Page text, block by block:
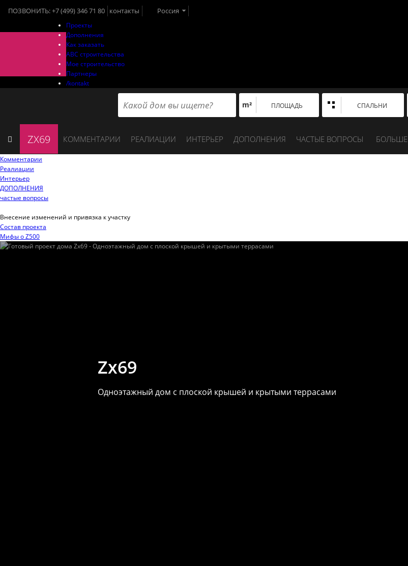
ПОЗВОНИТЬ:+7 (499) 346 71 80 контакты Россия
Проекты
Дополнения
Как заказать
ABC строительства
Мое строительство
Партнеры
/kontakt
m² ПЛОЩАДЬ СПАЛЬНИ
ZX69 КОММЕНТАРИИ РЕАЛИАЦИИ ИНТЕРЬЕР ДОПОЛНЕНИЯ ЧАСТЫЕ ВОПРОСЫ БОЛЬШЕ
Комментарии
Реалиации
Интерьер
ДОПОЛНЕНИЯ
частые вопросы
Внесение изменений и привязка к участку
Состав проекта
Мифы o Z500
Zx69
Одноэтажный дом с плоской крышей и крытыми террасами